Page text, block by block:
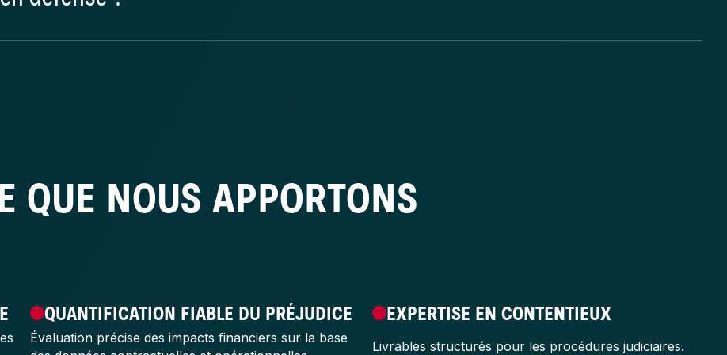
QUE NOUS APPORTONS
QUANTIFICATION FIABLE DU PRÉJUDICE
Évaluation précise des impacts financiers sur la base
EXPERTISE EN CONTENTIEUX
Livrables structurés pour les procédures judiciaires.